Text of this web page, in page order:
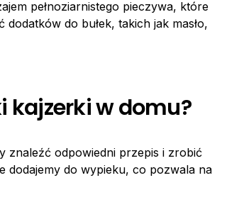
pełnoziarnistego pieczywa, które
do bułek, takich jak masło,
kajzerki w domu?
znaleźć odpowiedni przepis i zrobić
dodajemy do wypieku, co pozwala na